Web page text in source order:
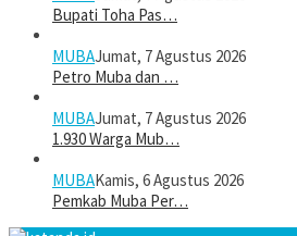
Bupati Toha Pas…
MUBAJumat, 7 Agustus 2026
Petro Muba dan …
MUBAJumat, 7 Agustus 2026
1.930 Warga Mub…
MUBAKamis, 6 Agustus 2026
Pemkab Muba Per…